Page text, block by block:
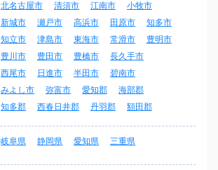
北名古屋市
清須市 江南市
小牧市
新城市
瀬戸市 高浜市 田原市
知多市
知立市
津島市 東海市 常滑市
豊明市
豊川市
豊田市 豊橋市
長久手市
西尾市
日進市 半田市
碧南市
みよし市
弥富市 愛知郡
海部郡
知多郡
西春日井郡 丹羽郡 額田郡
岐阜県 静岡県 愛知県 三重県